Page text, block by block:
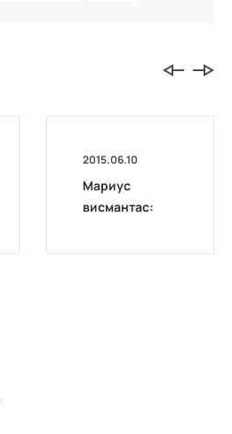
2015.06.10
Мариус
висмантас: